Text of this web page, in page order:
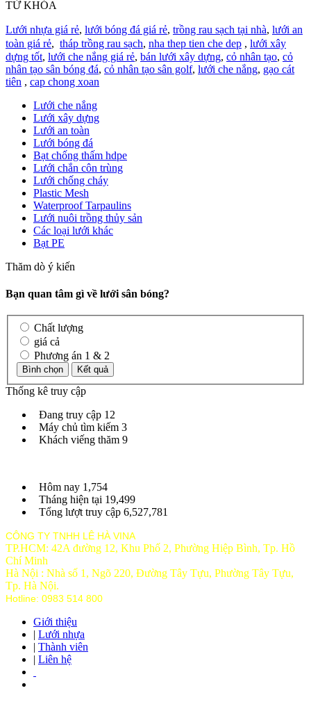
TỪ KHÓA
Lưới nhựa giá rẻ, lưới bóng đá giá rẻ, trồng rau sạch tại nhà, lưới an
toàn giá rẻ, tháp trồng rau sạch, nha thep tien che dep , lưới xây
dựng tốt, lưới che nắng giá rẻ, bán lưới xây dựng, cỏ nhân tạo, cỏ
nhân tạo sân bóng đá, cỏ nhân tạo sân golf, lưới che nắng, gạo cát
tiên , cap chong xoan
Lưới che nắng
Lưới xây dựng
Lưới an toàn
Lưới bóng đá
Bạt chống thấm hdpe
Lưới chắn côn trùng
Lưới chống cháy
Plastic Mesh
Waterproof Tarpaulins
Lưới nuôi trồng thủy sản
Các loại lưới khác
Bạt PE
Thăm dò ý kiến
Bạn quan tâm gì về lưới sân bóng?
Chất lượng
giá cả
Phương án 1 & 2
Thống kê truy cập
Đang truy cập 12
Máy chủ tìm kiếm 3
Khách viếng thăm 9
Hôm nay 1,754
Tháng hiện tại 19,499
Tổng lượt truy cập 6,527,781
CÔNG TY TNHH LÊ HÀ VINA
TP.HCM: 42A đường 12, Khu Phố 2, Phường Hiệp Bình, Tp. Hồ
Chí Minh
Hà Nội : Nhà số 1, Ngõ 220, Đường Tây Tựu, Phường Tây Tựu,
Tp. Hà Nội.
Hotline: 0983 514 800
Giới thiệu
| Lưới nhựa
| Thành viên
| Liên hệ